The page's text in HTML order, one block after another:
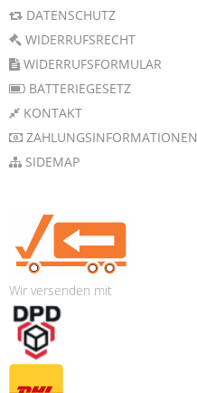
DATENSCHUTZ
WIDERRUFSRECHT
WIDERRUFSFORMULAR
BATTERIEGESETZ
KONTAKT
ZAHLUNGSINFORMATIONEN
SIDEMAP
Wir versenden mit